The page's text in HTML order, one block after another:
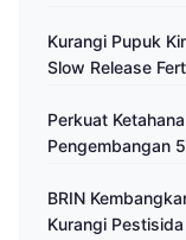
Kurangi Pupuk
Slow Release
Perkuat
Pengembangan
BRIN
Kurangi